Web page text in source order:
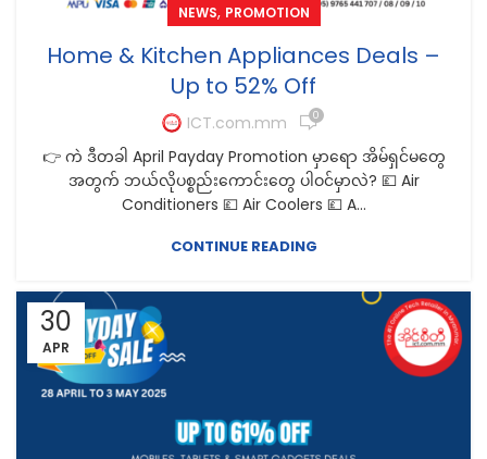
NEWS, PROMOTION
Home & Kitchen Appliances Deals –
Up to 52% Off
ICT.com.mm 0
👉 ကဲ ဒီတခါ April Payday Promotion မှာရော အိမ်ရှင်မတွေ
အတွက် ဘယ်လိုပစ္စည်းကောင်းတွေ ပါဝင်မှာလဲ? 💷 Air
Conditioners 💷 Air Coolers 💷 A...
CONTINUE READING
30
APR